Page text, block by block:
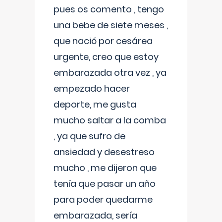
pues os comento , tengo
una bebe de siete meses ,
que nació por cesárea
urgente, creo que estoy
embarazada otra vez , ya
empezado hacer
deporte, me gusta
mucho saltar a la comba
, ya que sufro de
ansiedad y desestreso
mucho , me dijeron que
tenía que pasar un año
para poder quedarme
embarazada, sería